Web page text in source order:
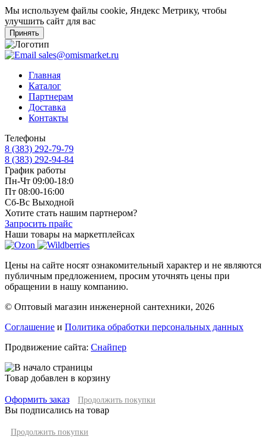
Мы используем файлы cookie, Яндекс Метрику, чтобы
улучшить сайт для вас
Принять
sales@omismarket.ru
Главная
Каталог
Партнерам
Доставка
Контакты
Телефоны
8 (383) 292-79-79
8 (383) 292-94-84
График работы
Пн-Чт 09:00-18:0
Пт 08:00-16:00
Сб-Вс Выходной
Хотите стать нашим партнером?
Запросить прайс
Наши товары на маркетплейсах
Цены на сайте носят ознакомительный характер и не являются
публичным предложением, просим уточнять цены при
обращении в нашу компанию.
© Оптовый магазин инженерной сантехники, 2026
Соглашение и Политика обработки персональных данных
Продвижение сайта: Снайпер
Товар добавлен в корзину
Оформить заказ Продолжить покупки
Вы подписались на товар
Продолжить покупки